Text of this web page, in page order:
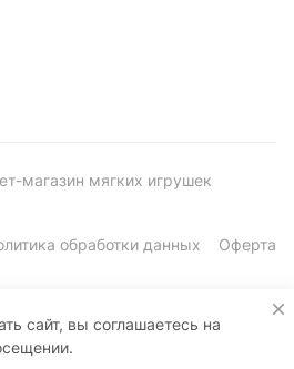
магазин мягких игрушек
обработки данных Оферта
сайт, вы соглашаетесь на